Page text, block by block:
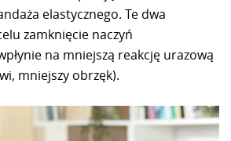
elastycznego. Te dwa
zamknięcie naczyń
na mniejszą reakcję urazową
mniejszy obrzęk).